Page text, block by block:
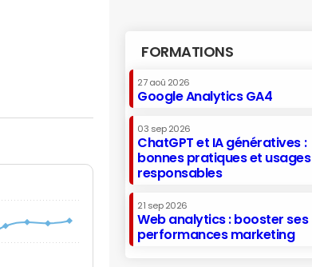
FORMATIONS
27 aoû 2026
Google Analytics GA4
03 sep 2026
ChatGPT et IA génératives :
bonnes pratiques et usages
responsables
21 sep 2026
Web analytics : booster ses
performances marketing